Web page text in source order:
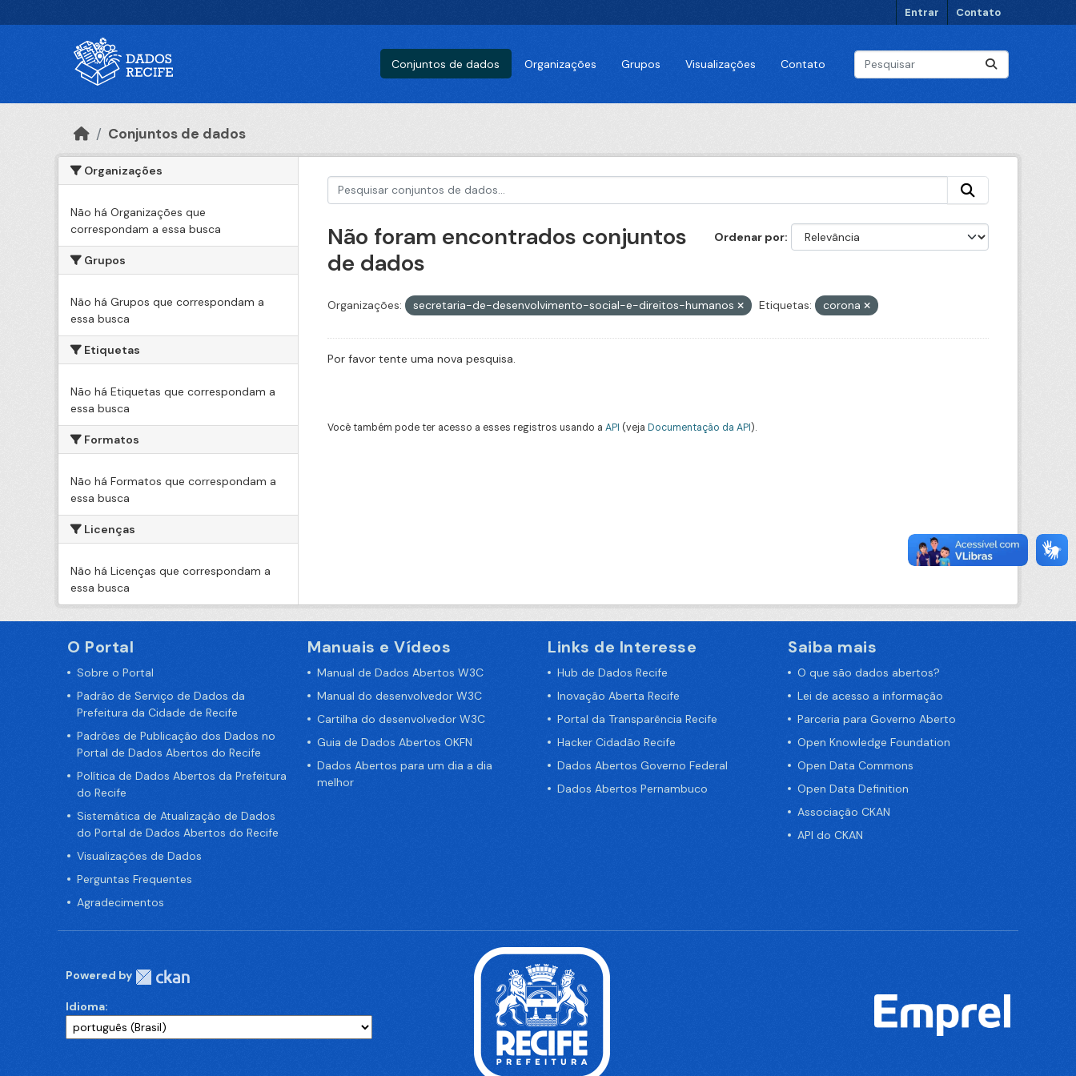
Entrar Contato
Conjuntos de dados Organizações Grupos Visualizações Contato
Conjuntos de dados
Organizações
Não há Organizações que
correspondam a essa busca
Grupos
Não há Grupos que correspondam a
essa busca
Etiquetas
Não há Etiquetas que correspondam a
essa busca
Formatos
Não há Formatos que correspondam a
essa busca
Licenças
Não há Licenças que correspondam a
essa busca
Ordenar por
Não foram encontrados conjuntos
de dados
Organizações: secretaria-de-desenvolvimento-social-e-direitos-humanos Etiquetas: corona
Por favor tente uma nova pesquisa.
Você também pode ter acesso a esses registros usando a API (veja Documentação da API).
O Portal
Sobre o Portal
Padrão de Serviço de Dados da
Prefeitura da Cidade de Recife
Padrões de Publicação dos Dados no
Portal de Dados Abertos do Recife
Política de Dados Abertos da Prefeitura
do Recife
Sistemática de Atualização de Dados
do Portal de Dados Abertos do Recife
Visualizações de Dados
Perguntas Frequentes
Agradecimentos
Manuais e Vídeos
Manual de Dados Abertos W3C
Manual do desenvolvedor W3C
Cartilha do desenvolvedor W3C
Guia de Dados Abertos OKFN
Dados Abertos para um dia a dia
melhor
Links de Interesse
Hub de Dados Recife
Inovação Aberta Recife
Portal da Transparência Recife
Hacker Cidadão Recife
Dados Abertos Governo Federal
Dados Abertos Pernambuco
Saiba mais
O que são dados abertos?
Lei de acesso a informação
Parceria para Governo Aberto
Open Knowledge Foundation
Open Data Commons
Open Data Definition
Associação CKAN
API do CKAN
Powered by
Idioma